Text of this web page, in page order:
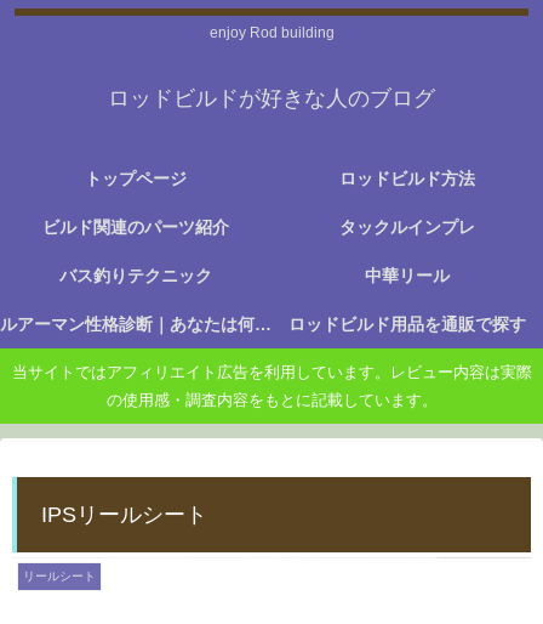
enjoy Rod building
ロッドビルドが好きな人のブログ
トップページ ロッドビルド方法
ビルド関連のパーツ紹介 タックルインプレ
バス釣りテクニック 中華リール
ルアーマン性格診断｜あなたは何に楽しさを感じる釣り人か？ ロッドビルド用品を通販で探す
当サイトではアフィリエイト広告を利用しています。レビュー内容は実際
の使用感・調査内容をもとに記載しています。
IPSリールシート
リールシート